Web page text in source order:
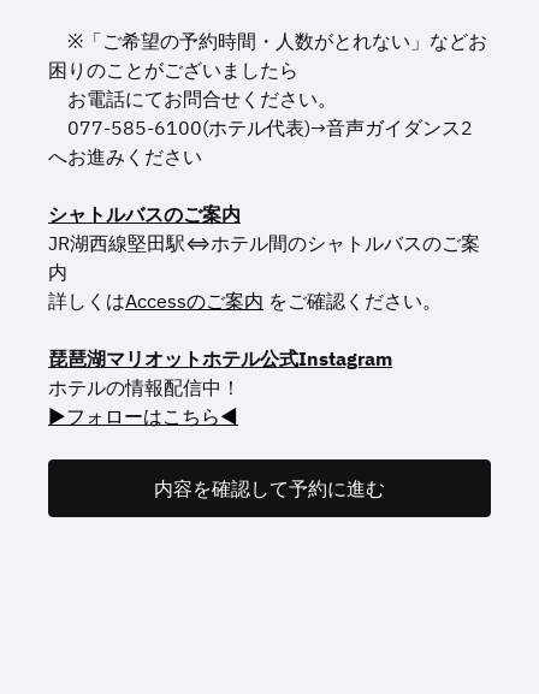
※「ご希望の予約時間・人数がとれない」などお
困りのことがございましたら
お電話にてお問合せください。
077-585-6100(ホテル代表)→音声ガイダンス2
へお進みください
シャトルバスのご案内
JR湖西線堅田駅⇔ホテル間のシャトルバスのご案
内
詳しくはAccessのご案内 をご確認ください。
琵琶湖マリオットホテル公式Instagram
ホテルの情報配信中！
▶フォローはこちら◀
内容を確認して予約に進む